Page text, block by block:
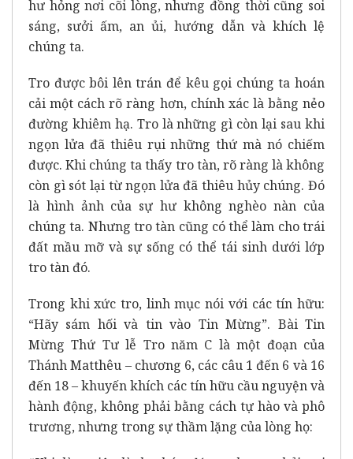
hư hỏng nơi cõi lòng, nhưng đồng thời cũng soi
sáng, sưởi ấm, an ủi, hướng dẫn và khích lệ
chúng ta.
Tro được bôi lên trán để kêu gọi chúng ta hoán
cải một cách rõ ràng hơn, chính xác là bằng nẻo
đường khiêm hạ. Tro là những gì còn lại sau khi
ngọn lửa đã thiêu rụi những thứ mà nó chiếm
được. Khi chúng ta thấy tro tàn, rõ ràng là không
còn gì sót lại từ ngọn lửa đã thiêu hủy chúng. Đó
là hình ảnh của sự hư không nghèo nàn của
chúng ta. Nhưng tro tàn cũng có thể làm cho trái
đất mầu mỡ và sự sống có thể tái sinh dưới lớp
tro tàn đó.
Trong khi xức tro, linh mục nói với các tín hữu:
“Hãy sám hối và tin vào Tin Mừng”. Bài Tin
Mừng Thứ Tư lễ Tro năm C là một đoạn của
Thánh Matthêu – chương 6, các câu 1 đến 6 và 16
đến 18 – khuyến khích các tín hữu cầu nguyện và
hành động, không phải bằng cách tự hào và phô
trương, nhưng trong sự thầm lặng của lòng họ: